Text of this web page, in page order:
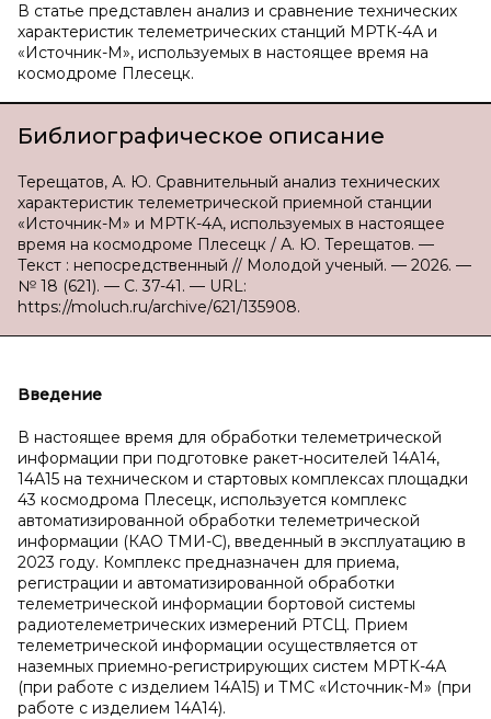
В статье представлен анализ и сравнение технических
характеристик телеметрических станций МРТК-4А и
«Источник-М», используемых в настоящее время на
космодроме Плесецк.
Библиографическое описание
Терещатов, А. Ю. Сравнительный анализ технических
характеристик телеметрической приемной станции
«Источник-М» и МРТК-4А, используемых в настоящее
время на космодроме Плесецк / А. Ю. Терещатов. —
Текст : непосредственный // Молодой ученый. — 2026. —
№ 18 (621). — С. 37-41. — URL:
https://moluch.ru/archive/621/135908.
Введение
В настоящее время для обработки телеметрической
информации при подготовке ракет-носителей 14А14,
14А15 на техническом и стартовых комплексах площадки
43 космодрома Плесецк, используется комплекс
автоматизированной обработки телеметрической
информации (КАО ТМИ-С), введенный в эксплуатацию в
2023 году. Комплекс предназначен для приема,
регистрации и автоматизированной обработки
телеметрической информации бортовой системы
радиотелеметрических измерений РТСЦ. Прием
телеметрической информации осуществляется от
наземных приемно-регистрирующих систем МРТК-4А
(при работе с изделием 14А15) и ТМС «Источник-М» (при
работе с изделием 14А14).